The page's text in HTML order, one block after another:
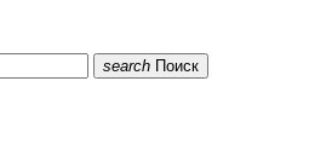
search Поиск